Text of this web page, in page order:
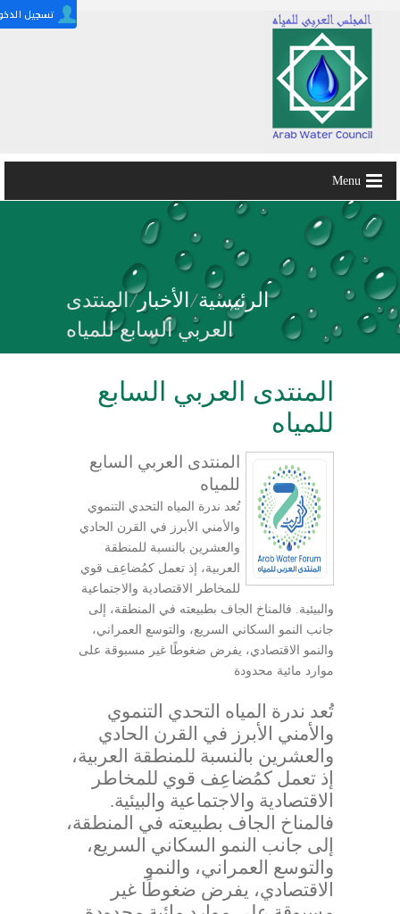
Menu
الرئيسية/الأخبار/المنتدى
العربي السابع للمياه
المنتدى العربي السابع
للمياه
المنتدى العربي السابع
للمياه
تُعد ندرة المياه التحدي التنموي
والأمني الأبرز في القرن الحادي
والعشرين بالنسبة للمنطقة
العربية، إذ تعمل كمُضاعِف قوي
للمخاطر الاقتصادية والاجتماعية
والبيئية. فالمناخ الجاف بطبيعته في المنطقة، إلى
جانب النمو السكاني السريع، والتوسع العمراني،
والنمو الاقتصادي، يفرض ضغوطًا غير مسبوقة على
موارد مائية محدودة
تُعد ندرة المياه التحدي التنموي
والأمني الأبرز في القرن الحادي
والعشرين بالنسبة للمنطقة العربية،
إذ تعمل كمُضاعِف قوي للمخاطر
الاقتصادية والاجتماعية والبيئية.
فالمناخ الجاف بطبيعته في المنطقة،
إلى جانب النمو السكاني السريع،
والتوسع العمراني، والنمو
الاقتصادي، يفرض ضغوطًا غير